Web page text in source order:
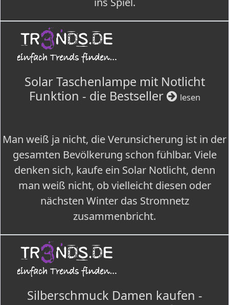
Solar Taschenlampe mit Notlicht
Funktion - die Bestseller
lesen
Man weiß ja nicht, die Verunsicherung ist in der
gesamten Bevölkerung schon fühlbar. Viele
denken sich, kaufe ein Solar Notlicht, denn
man weiß nicht, ob vielleicht diesen oder
nächsten Winter das Stromnetz
zusammenbricht.
Silberschmuck Damen kaufen -